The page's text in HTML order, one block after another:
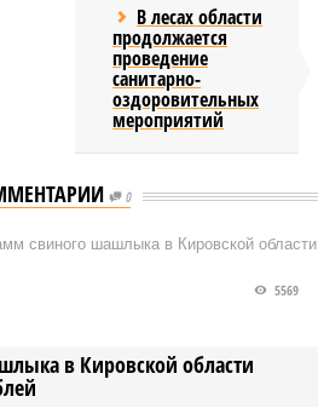
В лесах области
продолжается
проведение
санитарно-
оздоровительных
мероприятий
0
свиного шашлыка в Кировской области
в Кировской области
5569